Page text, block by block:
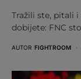
Tražili ste, pitali
dobijete: FNC
AUTOR FIGHTROOM